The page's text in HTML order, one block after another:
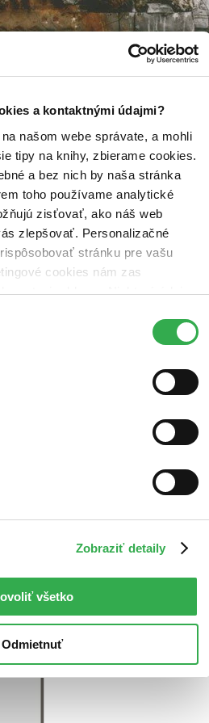
a kontaktnými údajmi?
našom webe správate, a mohli
tipy na knihy, zbierame cookies.
a bez nich by naša stránka
toho používame analytické
zisťovať, ako náš web
zlepšovať. Personalizačné
stránku pre vašu
cookies nám zas
reklamy. Niektoré údaje
všetky tieto cookies. Ďakujeme!
Zobraziť detaily
všetko
Odmietnuť